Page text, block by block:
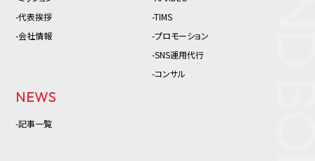
-代表挨拶
-会社情報
-TIMS
-プロモーション
-SNS運用代行
-コンサル
NEWS
-記事一覧